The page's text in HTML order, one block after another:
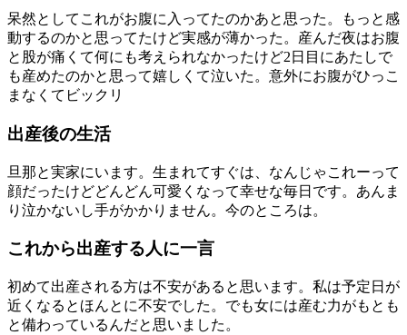
呆然としてこれがお腹に入ってたのかあと思った。もっと感
動するのかと思ってたけど実感が薄かった。産んだ夜はお腹
と股が痛くて何にも考えられなかったけど2日目にあたしで
も産めたのかと思って嬉しくて泣いた。意外にお腹がひっこ
まなくてビックリ
出産後の生活
旦那と実家にいます。生まれてすぐは、なんじゃこれーって
顔だったけどどんどん可愛くなって幸せな毎日です。あんま
り泣かないし手がかかりません。今のところは。
これから出産する人に一言
初めて出産される方は不安があると思います。私は予定日が
近くなるとほんとに不安でした。でも女には産む力がもとも
と備わっているんだと思いました。